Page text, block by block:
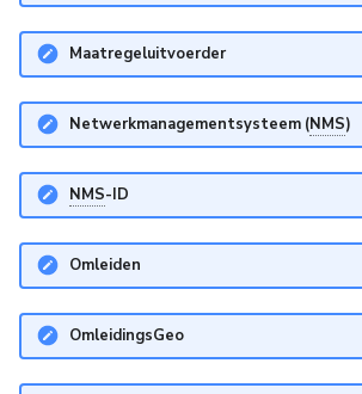
Maatregeluitvoerder
Netwerkmanagementsysteem (NMS)
NMS-ID
Omleiden
OmleidingsGeo